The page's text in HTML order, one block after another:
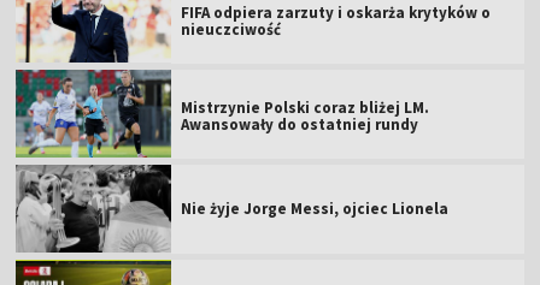
FIFA odpiera zarzuty i oskarża krytyków o
nieuczciwość
Mistrzynie Polski coraz bliżej LM.
Awansowały do ostatniej rundy
Nie żyje Jorge Messi, ojciec Lionela